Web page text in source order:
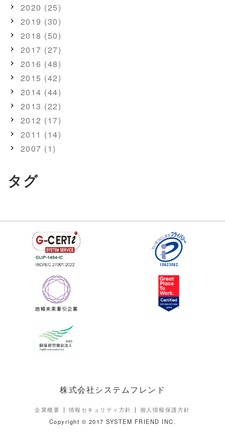
2020 (25)
2019 (30)
2018 (50)
2017 (27)
2016 (48)
2015 (42)
2014 (44)
2013 (22)
2012 (17)
2011 (14)
2007 (1)
タグ
株式会社システムフレンド
企業概要 情報セキュリティ方針
個人情報保護方針
Copyright © 2017 SYSTEM FRIEND INC.